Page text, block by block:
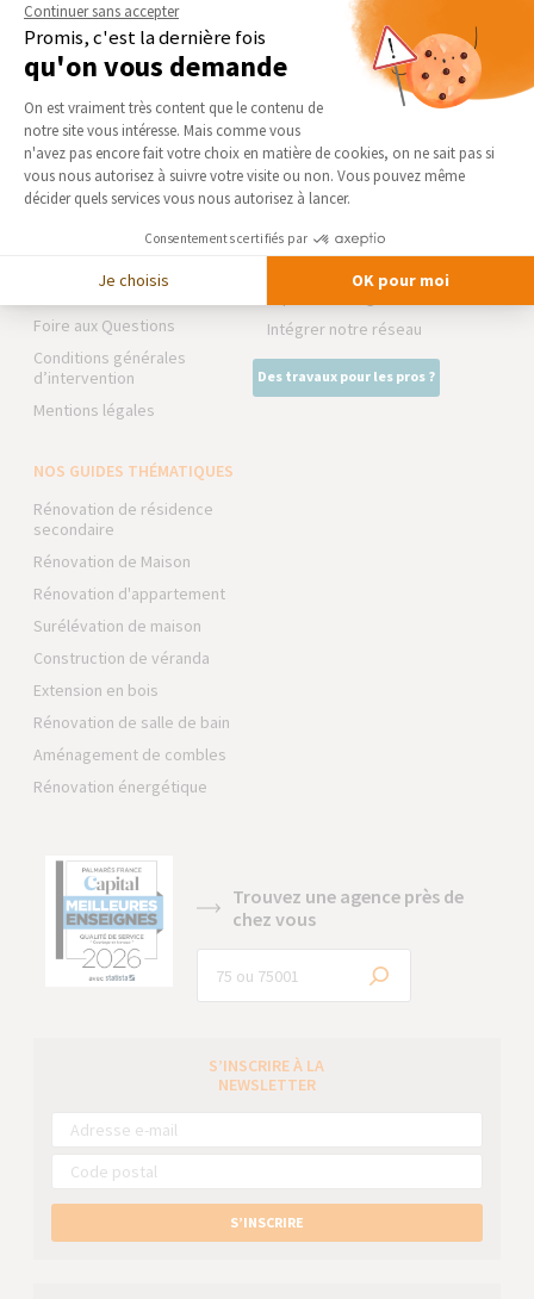
BIENVENUE DANS NOTRE
AGENCE DE BLAIN -
Qui sommes-nous
Actualités
Notre charte qualité
Devenir franchisé
Foire aux Questions
Conditions générales
d’intervention
Mentions légales
NOS DOMAINES
D’INTERVENTION
EXTENSION
RÉNOVATION INTÉRIEURE
TRAVAUX EXTÉRIEURS
NOS PARTENAIRES
Expert Bricolage
Intégrer notre réseau
Des travaux pour les pros ?
NOS GUIDES THÉMATIQUES
Rénovation de résidence
secondaire
Rénovation de Maison
Rénovation d'appartement
Surélévation de maison
Construction de véranda
Extension en bois
Rénovation de salle de bain
Aménagement de combles
Rénovation énergétique
Trouvez une agence près de
chez vous
S’INSCRIRE À LA
NEWSLETTER
S’INSCRIRE
Continuer sans accepter
Promis, c'est la dernière fois
qu'on vous demande
Plateforme de Gestion du
On est vraiment très content que le contenu de
notre site vous intéresse. Mais comme vous
n'avez pas encore fait votre choix en matière de cookies, on ne sait pas si
vous nous autorisez à suivre votre visite ou non. Vous pouvez même
décider quels services vous nous autorisez à lancer.
Consentements certifiés par
Je choisis OK pour moi
Axeptio consent